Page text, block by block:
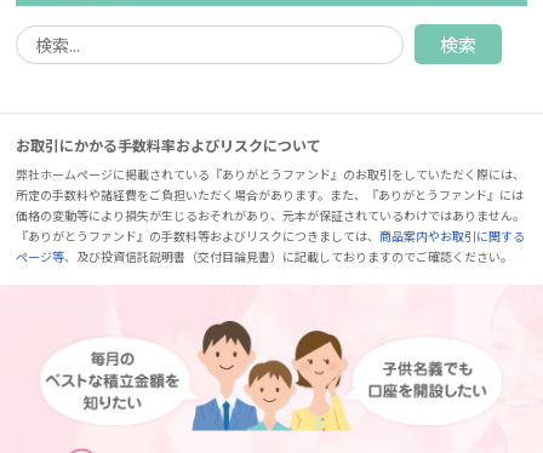
お取引にかかる手数料率およびリスクについて
弊社ホームページに掲載されている『ありがとうファンド』のお取引をしていただく際には、
所定の手数料や諸経費をご負担いただく場合があります。また、『ありがとうファンド』には
価格の変動等により損失が生じるおそれがあり、元本が保証されているわけではありません。
『ありがとうファンド』の手数料等およびリスクにつきましては、商品案内やお取引に関する
ページ等、及び投資信託説明書（交付目論見書）に記載しておりますのでご確認ください。